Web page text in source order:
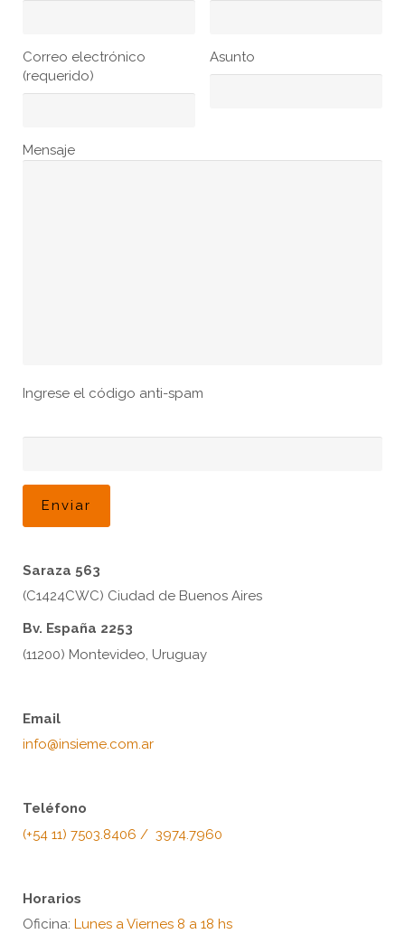
Correo electrónico
(requerido)
Asunto
Mensaje
Ingrese el código anti-spam
Saraza 563
(C1424CWC) Ciudad de Buenos Aires
Bv. España 2253
(11200) Montevideo, Uruguay
Email
info@insieme.com.ar
Teléfono
(+54 11) 7503.8406 / 3974.7960
Horarios
Oficina: Lunes a Viernes 8 a 18 hs